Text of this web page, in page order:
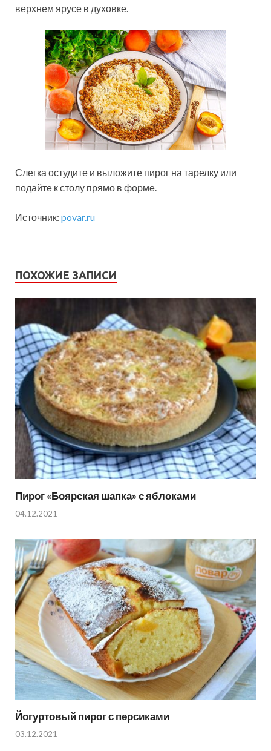
верхнем ярусе в духовке.
Слегка остудите и выложите пирог на тарелку или
подайте к столу прямо в форме.
Источник: povar.ru
ПОХОЖИЕ ЗАПИСИ
Пирог «Боярская шапка» с яблоками
04.12.2021
Йогуртовый пирог с персиками
03.12.2021